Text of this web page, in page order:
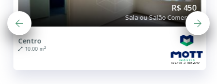
R$ 450
Sala ou Salão Comercial
Centro
10.00 m²